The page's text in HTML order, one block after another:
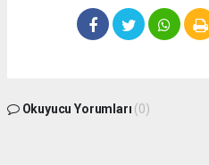
Okuyucu Yorumları (0)